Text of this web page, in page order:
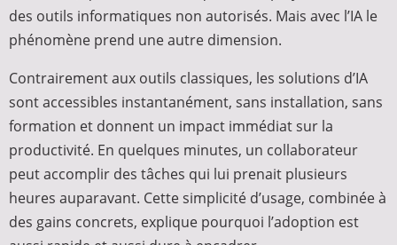
des outils informatiques non autorisés. Mais avec l’IA le
phénomène prend une autre dimension.
Contrairement aux outils classiques, les solutions d’IA
sont accessibles instantanément, sans installation, sans
formation et donnent un impact immédiat sur la
productivité. En quelques minutes, un collaborateur
peut accomplir des tâches qui lui prenait plusieurs
heures auparavant. Cette simplicité d’usage, combinée à
des gains concrets, explique pourquoi l’adoption est